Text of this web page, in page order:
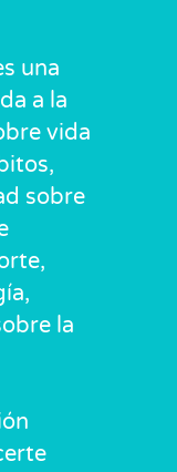
una
a la
vida
sobre
la